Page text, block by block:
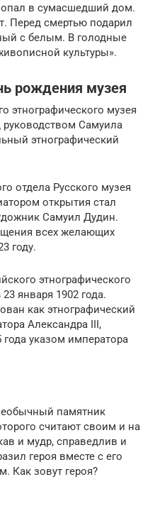
в сумасшедший дом.
Перед смертью подарил
с белым. В голодные
культуры».
рождения музея
этнографического музея
руководством Самуила
этнографический
отдела Русского музея
открытия стал
Самуил Дудин.
всех желающих
году.
этнографического
января 1902 года.
как этнографический
Александра III,
указом императора
памятник
считают своим и на
и мудр, справедлив и
героя вместе с его
Как зовут героя?